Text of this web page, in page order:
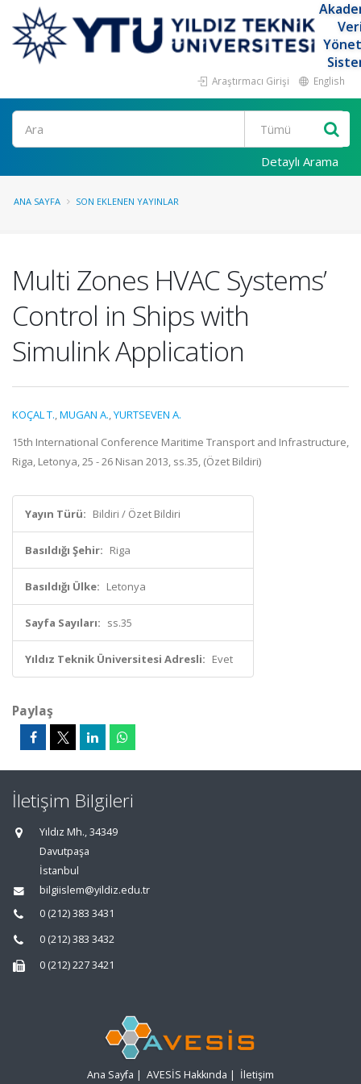
Araştırmacı Girişi English
Ara
Detaylı Arama
ANA SAYFA SON EKLENEN YAYINLAR
Multi Zones HVAC Systems’
Control in Ships with
Simulink Application
KOÇAL T.,MUGAN A.,YURTSEVEN A.
15th International Conference Maritime Transport and Infrastructure,
Riga, Letonya, 25 - 26 Nisan 2013, ss.35, (Özet Bildiri)
Yayın Türü: Bildiri / Özet Bildiri
Basıldığı Şehir: Riga
Basıldığı Ülke: Letonya
Sayfa Sayıları: ss.35
Yıldız Teknik Üniversitesi Adresli: Evet
Paylaş
İletişim Bilgileri
Yıldız Mh., 34349
Davutpaşa
İstanbul
bilgiislem@yildiz.edu.tr
0 (212) 383 3431
0 (212) 383 3432
0 (212) 227 3421
Ana Sayfa | AVESİS Hakkında | İletişim